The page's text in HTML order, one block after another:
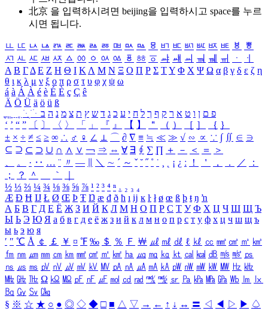
北京 을 입력하시려면 beijing을 입력하시고 space를 누르
시면 됩니다.
ㅥ ㅦ ㅧ ㅨ ㅩ ㅪ ㅫ ㅬ ㅭ ㅮ ㅯ ㅰ ㅱ ㅲ ㅳ ㅴ ㅵ ㅶ ㅷ ㅸ
ㅹ
ㅺ ㅻ ㅼ ㅽ ㅾ ㅿ ㆀ ㆁ ㆂ ㆃ ㆄ ㆅ ㆆ ㆇ ㆈ ㆉ ㆊ ㆋ ㆌ ㆍ
ㆎ
Α Β ΓΔ Ε Ζ Η Θ Ι ΚΛ Μ Ν Ξ Ο Π Ρ Σ ΤΥ Φ Χ Ψ Ω α β γ δ ε ζ η
θ ι κ λ μ ν ξ ο π ρ σ τ υ φ χ ψ ω
á à Á À é è É È ç Ç ê
Ä Ö Ü ä ö ü ß
ִֶֹ ֻּ ׁׂ פ ם ן ו ט א ר ק ף ך ל ח י ע כ ג ד ש ץ ת צ מ נ ה ב
‘ ’ “ ” 〔 〕 〈 〉 「 」 『 』 【 】 ＂ （ ） ［ ］ ｛ ｝
± × ÷ ≠ ≤ ≥ ∞ ∴ ♂ ♀ ∠ ⊥ ⌒ ∂ ∇ ≡ ≒ ≪ ≫ √ ∽ ∝ ∵ ∫ ∬ ∈ ∋
⊆ ⊇ ⊂ ⊃ ∪ ∩ ∧ ∨ ￢ ⇒ ⇔ ∀ ∃ ∮ ∑ ∏ ＋ － ＜ ＝
＞
、
。 · ‥ … ¨ 〃 ― ＼ ∼ ´ ～ ˇ ˘ ˝ ˚ ˙ ¸ ¡ ¿ ː ！ ＇ ， ． ／
：
；
？ ＾ ｀
½ ⅓ ⅔ ¼ ¾ ⅛ ⅜ ⅝ ⅞ ¹ ² ³ ⁴ ⁿ ₁ ₂ ₃ ₄
Æ Ð Ħ Ĳ Ł Ø Œ Þ Ŧ Ŋ æ đ ð ħ ı ĳ ĸ ŀ ł ø œ ß þ ŧ ŋ ŉ
А Б В Г Д Е Ё Ж З И Й К Л М Н О П Р С Т У Ф Х Ц Ч Ш Щ Ъ
Ы Ь Э Ю Я а б в г д е ё ж з и й к л м н о п р с т у ф х ц ч ш щ ъ
ы ь э ю я
′ ″ ℃ Å ￠ ￡ ￥ ¤ ℉ ‰ ＄ ％ Ｆ ￦ ㎕ ㎖ ㎗ ℓ ㎘ ㏄ ㎣ ㎤ ㎥ ㎦
㎙ ㎚ ㎛ ㎜ ㎝ ㎞ ㎟ ㎠ ㎡ ㎢ ㏊ ㎍ ㎎ ㎏ ㏏ ㎈ ㎉ ㏈ ㎧ ㎨ ㎰
㎱ ㎲ ㎳ ㎴ ㎵ ㎶ ㎷ ㎸ ㎹ ㎀ ㎁ ㎂ ㎃ ㎄ ㎺ ㎻ ㎽ ㎾ ㎿ ㎐ ㎑
㎒ ㎓ ㎔ Ω ㏀ ㏁ ㎊ ㎋ ㎌ ㏖ ㏅ ㎭ ㎮ ㎯ ㏛ ㎩ ㎪ ㎫ ㎬ ㏝ ㏐
㏓
㏃ ㏉ ㏜ ㏆
§ ※ ☆ ★ ○ ● ◎ ◇ ◆ □ ■ △ ▽ → ← ↑ ↓ ↔ 〓 ◁ ◀ ▷ ▶ ♤